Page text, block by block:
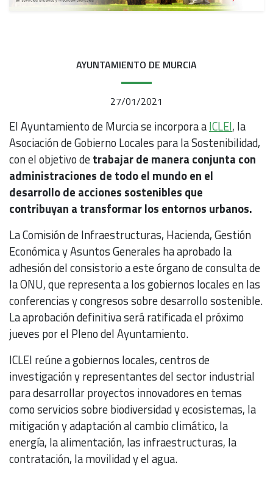
AYUNTAMIENTO DE MURCIA
27/01/2021
El Ayuntamiento de Murcia se incorpora aICLEI, la
Asociación de Gobierno Locales para la Sostenibilidad,
con el objetivo detrabajar de manera conjunta con
administraciones de todo el mundo en el
desarrollo de acciones sostenibles que
contribuyan a transformar los entornos urbanos.
La Comisión de Infraestructuras, Hacienda, Gestión
Económica y Asuntos Generales ha aprobado la
adhesión del consistorio a este órgano de consulta de
la ONU, que representa a los gobiernos locales en las
conferencias y congresos sobre desarrollo sostenible.
La aprobación definitiva será ratificada el próximo
jueves por el Pleno del Ayuntamiento.
ICLEI reúne a gobiernos locales, centros de
investigación y representantes del sector industrial
para desarrollar proyectos innovadores en temas
como servicios sobre biodiversidad y ecosistemas, la
mitigación y adaptación al cambio climático, la
energía, la alimentación, las infraestructuras, la
contratación, la movilidad y el agua.